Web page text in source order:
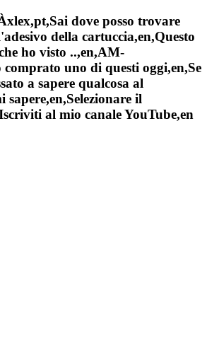
dove posso trovare
della cartuccia,en,Questo
ho visto ..,en,AM-
uno di questi oggi,en,Se
a sapere qualcosa al
il
al mio canale YouTube,en